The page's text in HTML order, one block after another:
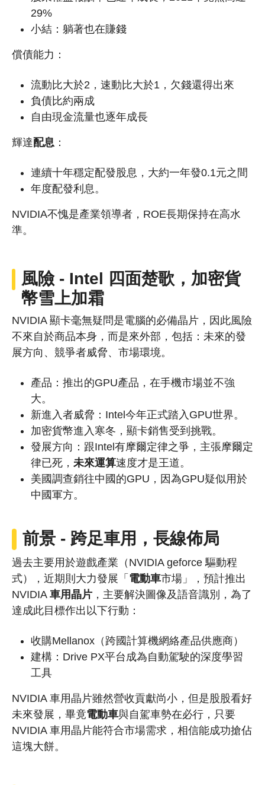
29%
小結：躺著也在賺錢
償債能力：
流動比大於2，速動比大於1，欠錢還得出來
負債比約兩成
自由現金流量也逐年成長
輝達配息 ：
連續十年穩定配發股息，大約一年發0.1元之間
年度配發利息。
NVIDIA不愧是產業領導者，ROE長期保持在高水
準。
風險 - Intel 四面楚歌， 加密貨
幣雪上加霜
NVIDIA 顯卡毫無疑問是電腦的必備晶片，因此風險
不來自於商品本身，而是來外部，包括：未來的發
展方向、競爭者威脅、市場環境。
產品：推出的GPU產品，在手機市場並不強
大。
新進入者威脅：Intel今年正式踏入GPU世界。
加密貨幣進入寒冬，顯卡銷售受到挑戰。
發展方向：跟Intel有摩爾定律之爭，主張摩爾定
律已死， 未來運算速度才是王道。
美國調查銷往中國的GPU，因為GPU疑似用於
中國軍方。
前景 - 跨足車用，長線佈局
過去主要用於遊戲產業（NVIDIA geforce 驅動程
式），近期則大力發展「 電動車市場」，預計推出
NVIDIA 車用晶片 ，主要解決圖像及語音識別，為了
達成此目標作出以下行動：
收購Mellanox（跨國計算機網絡產品供應商）
建構：Drive PX平台成為自動駕駛的深度學習
工具
NVIDIA 車用晶片雖然營收貢獻尚小，但是股股看好
未來發展，畢竟電動車與自駕車勢在必行，只要
NVIDIA 車用晶片能符合市場需求，相信能成功搶佔
這塊大餅。